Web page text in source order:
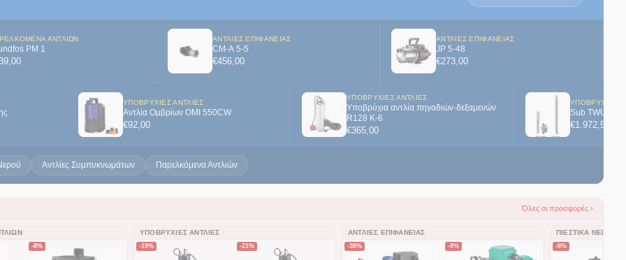
ΑΝΤΛΙΏΝ
PM 1
ΑΝΤΛΊΕΣ ΕΠΙΦΆΝΕΙΑΣ
CM-A 5-5
€456,00
ΑΝΤΛΊΕΣ ΕΠΙΦΆΝΕΙΑΣ
JP 5-48
€273,00
ΥΠΟΒΡΎΧΙΕΣ ΑΝΤΛΊΕΣ
Αντλία Ομβρίων OMI 550CW
€92,00
ΥΠΟΒΡΎΧΙΕΣ ΑΝΤΛΊΕΣ
Υποβρύχια αντλία πηγαδιών-δεξαμενών
R128 K-6
€365,00
ΥΠΟΒΡΎΧΙΕΣ
Sub TWU
€1.972,50
Αντλίες Συμπυκνωμάτων Παρελκόμενα Αντλιών
Όλες οι προσφορές ›
-8%
ΥΠΟΒΡΎΧΙΕΣ ΑΝΤΛΊΕΣ
-19% -21%
ΑΝΤΛΊΕΣ ΕΠΙΦΆΝΕΙΑΣ
-38% -9%
ΠΙΕΣΤΙΚΆ ΝΕΡΟΎ
-8%